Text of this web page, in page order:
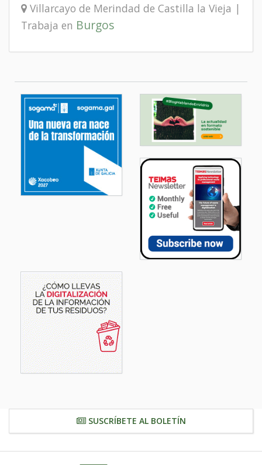
Villarcayo de Merindad de Castilla la Vieja |
Trabaja en Burgos
SUSCRÍBETE AL BOLETÍN